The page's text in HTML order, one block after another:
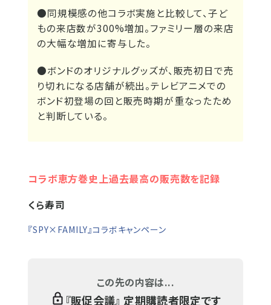
●同規模感の他コラボ実施と比較して、子ど
もの来店数が300%増加。ファミリー層の来店
の大幅な増加に寄与した。
●ボンドのオリジナルグッズが、販売初日で売
り切れになる店舗が続出。テレビアニメでの
ボンド初登場の回と販売時期が重なったため
と判断している。
コラボ恵方巻史上過去最高の販売数を記録
くら寿司
『SPY×FAMILY』コラボキャンペーン
この先の内容は...
『販促会議』 定期購読者限定です